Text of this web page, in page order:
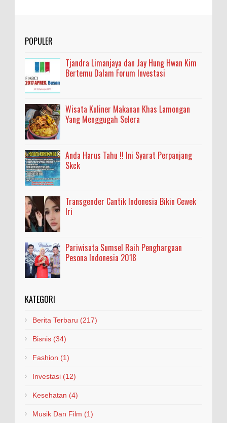
POPULER
Tjandra Limanjaya dan Jay Hung Hwan Kim
Bertemu Dalam Forum Investasi
Wisata Kuliner Makanan Khas Lamongan
Yang Menggugah Selera
Anda Harus Tahu !! Ini Syarat Perpanjang
Skck
Transgender Cantik Indonesia Bikin Cewek
Iri
Pariwisata Sumsel Raih Penghargaan
Pesona Indonesia 2018
KATEGORI
Berita Terbaru (217)
Bisnis (34)
Fashion (1)
Investasi (12)
Kesehatan (4)
Musik Dan Film (1)